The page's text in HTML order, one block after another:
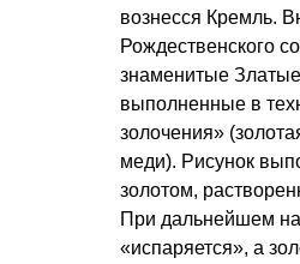
вознесся Кремль.
Рождественского
знаменитые
выполненные в
золочения»
меди). Рисунок
золотом,
При дальнейшем
«испаряется», а